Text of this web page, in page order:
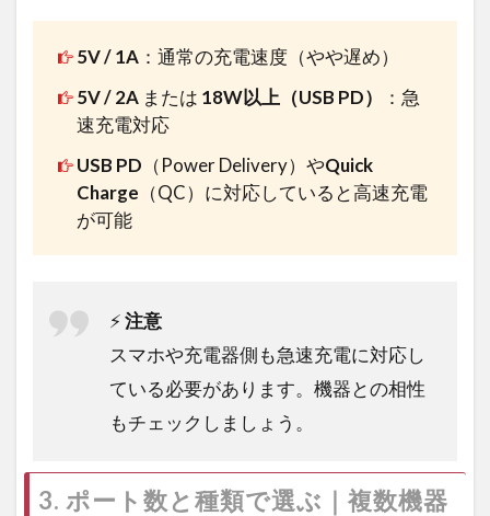
5V / 1A ：通常の充電速度（やや遅め）
5V / 2A または 18W以上（USB PD）
：急
速充電対応
USB PD （Power Delivery）やQuick
Charge （QC）に対応していると高速充電
が可能
⚡注意
スマホや充電器側も急速充電に対応し
ている必要があります。機器との相性
もチェックしましょう。
3. ポート数と種類で選ぶ｜複数機器